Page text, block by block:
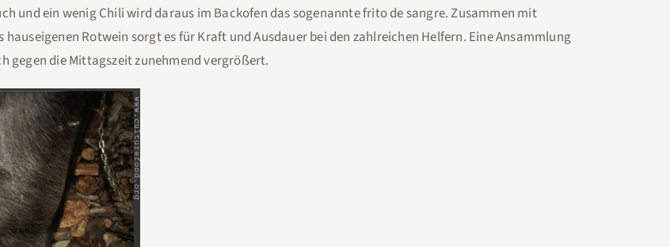
und ein wenig Chili wird daraus im Backofen das sogenannte frito de sangre. Zusammen mit
Rotwein sorgt es für Kraft und Ausdauer bei den zahlreichen Helfern. Eine Ansammlung
gegen die Mittagszeit zunehmend vergrößert.